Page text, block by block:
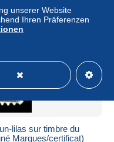
lilas sur timbre du
Margues/certificat)
unserer Website
Ihren Präferenzen